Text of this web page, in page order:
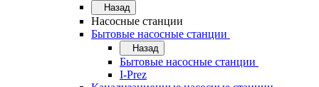
Назад
Насосные станции
Бытовые насосные станции
Назад
Бытовые насосные станции
I-Prez